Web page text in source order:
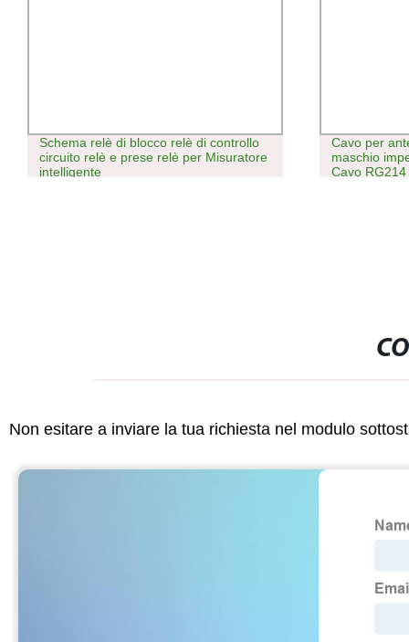
Schema relè di blocco relè di controllo
circuito relè e prese relè per Misuratore
intelligente
Cavo per
maschio
Cavo
Non esitare a inviare la tua richiesta nel modulo